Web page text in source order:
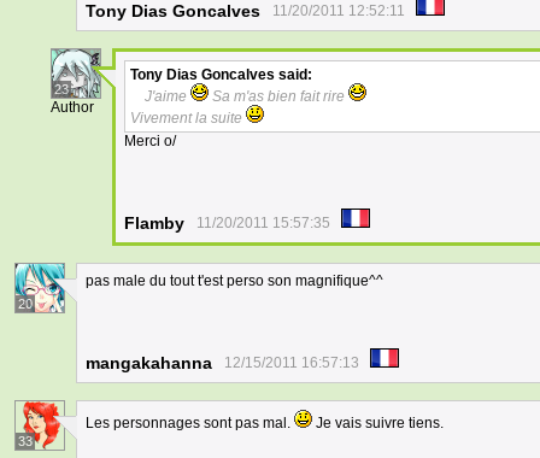
Tony Dias Goncalves 11/20/2011 12:52:11
23
Author
Tony Dias Goncalves said:
J'aime
Sa m'as bien fait rire
Vivement la suite
Merci o/
Flamby 11/20/2011 15:57:35
20
pas male du tout t'est perso son magnifique^^
mangakahanna 12/15/2011 16:57:13
33
Les personnages sont pas mal. Je vais suivre tiens.